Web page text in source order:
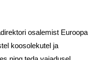
osalemist Euroopa
koosolekutel ja